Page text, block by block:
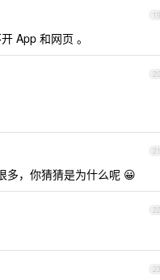
19
App 和网页 。
20
21
多，你猜猜是为什么呢 😀
22
23